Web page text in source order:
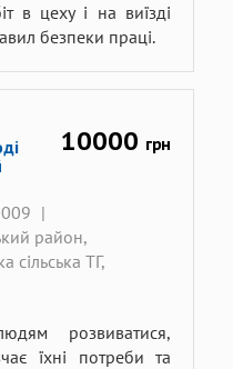
в цеху і на виїзді
безпеки праці.
10000 грн
|
район,
сільська ТГ,
розвиватися,
їхні потреби та